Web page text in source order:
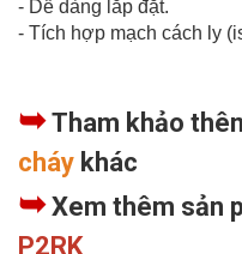
- Dễ dàng lắp đặt.
- Tích hợp mạch cách ly
➥Tham khảo
cháy khác
➥Xem thêm sản
P2RK